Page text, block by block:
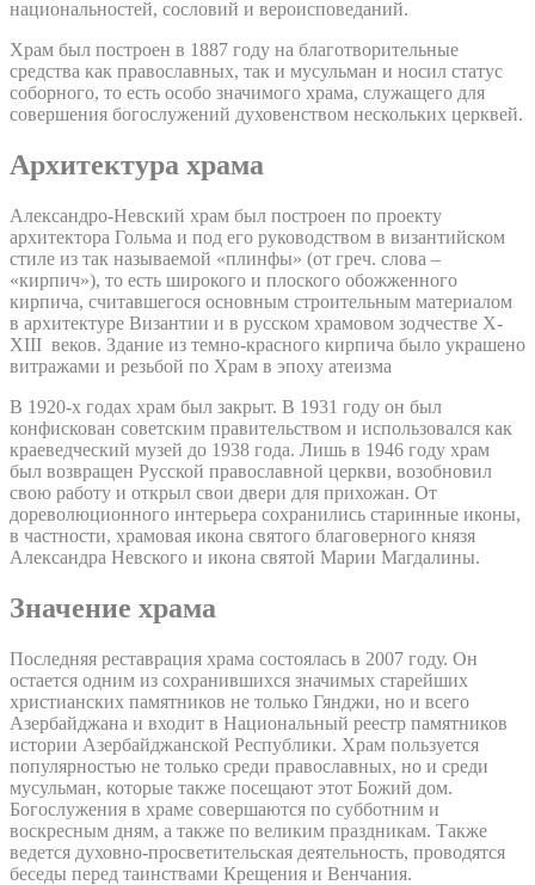
национальностей, сословий и вероисповеданий.
Храм был построен в 1887 году на благотворительные
средства как православных, так и мусульман и носил статус
соборного, то есть особо значимого храма, служащего для
совершения богослужений духовенством нескольких церквей.
Архитектура храма
Александро-Невский храм был построен по проекту
архитектора Гольма и под его руководством в византийском
стиле из так называемой «плинфы» (от греч. слова –
«кирпич»), то есть широкого и плоского обожженного
кирпича, считавшегося основным строительным материалом
в архитектуре Византии и в русском храмовом зодчестве X-
XIII веков. Здание из темно-красного кирпича было украшено
витражами и резьбой по Храм в эпоху атеизма
В 1920-х годах храм был закрыт. В 1931 году он был
конфискован советским правительством и использовался как
краеведческий музей до 1938 года. Лишь в 1946 году храм
был возвращен Русской православной церкви, возобновил
свою работу и открыл свои двери для прихожан. От
дореволюционного интерьера сохранились старинные иконы,
в частности, храмовая икона святого благоверного князя
Александра Невского и икона святой Марии Магдалины.
Значение храма
Последняя реставрация храма состоялась в 2007 году. Он
остается одним из сохранившихся значимых старейших
христианских памятников не только Гянджи, но и всего
Азербайджана и входит в Национальный реестр памятников
истории Азербайджанской Республики. Храм пользуется
популярностью не только среди православных, но и среди
мусульман, которые также посещают этот Божий дом.
Богослужения в храме совершаются по субботним и
воскресным дням, а также по великим праздникам. Также
ведется духовно-просветительская деятельность, проводятся
беседы перед таинствами Крещения и Венчания.